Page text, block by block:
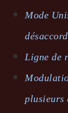
Mode
Ligne de
plusieurs